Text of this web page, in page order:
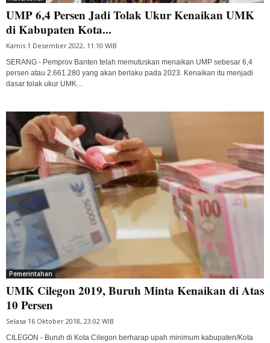
UMP 6,4 Persen Jadi Tolak Ukur Kenaikan UMK
di Kabupaten Kota...
Kamis 1 Desember 2022, 11:10 WIB
SERANG - Pemprov Banten telah memutuskan menaikan UMP sebesar 6,4
persen atau 2.661.280 yang akan berlaku pada 2023. Kenaikan itu menjadi
dasar tolak ukur UMK...
Pemerintahan
UMK Cilegon 2019, Buruh Minta Kenaikan di Atas
10 Persen
Selasa 16 Oktober 2018, 23:02 WIB
CILEGON - Buruh di Kota Cilegon berharap upah minimum kabupaten/Kota